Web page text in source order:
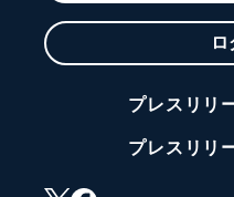
プレスリリ
プレスリリ